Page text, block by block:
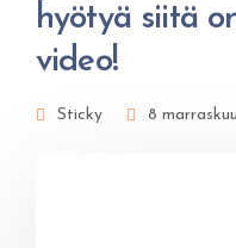
hyötyä siitä
video!
Sticky 8